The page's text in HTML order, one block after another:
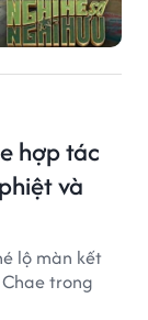
hợp tác
và
lộ màn kết
trong